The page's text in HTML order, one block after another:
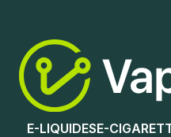
Ajouter au panier
E-LIQUIDESE-